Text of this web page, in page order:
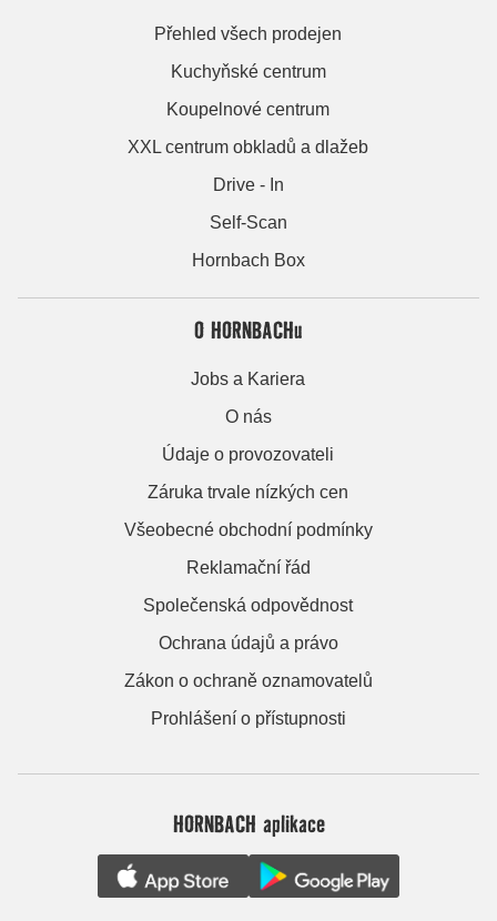
Přehled všech prodejen
Kuchyňské centrum
Koupelnové centrum
XXL centrum obkladů a dlažeb
Drive - In
Self-Scan
Hornbach Box
O HORNBACHu
Jobs a Kariera
O nás
Údaje o provozovateli
Záruka trvale nízkých cen
Všeobecné obchodní podmínky
Reklamační řád
Společenská odpovědnost
Ochrana údajů a právo
Zákon o ochraně oznamovatelů
Prohlášení o přístupnosti
HORNBACH aplikace